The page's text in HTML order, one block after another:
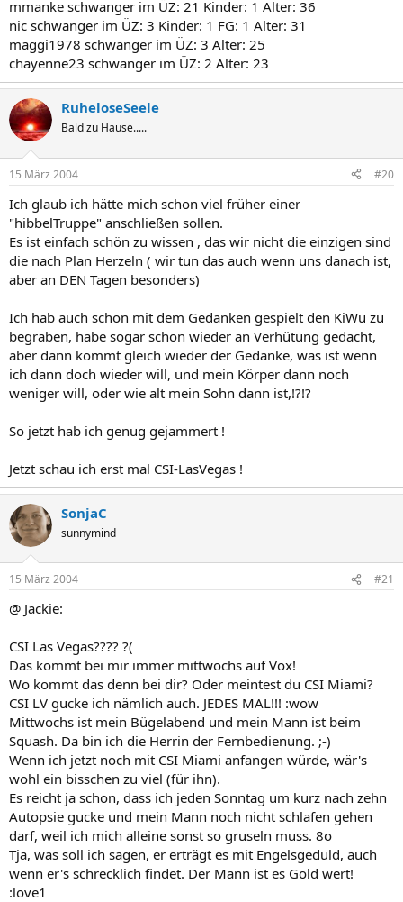
mmanke schwanger im ÜZ: 21 Kinder: 1 Alter: 36
nic schwanger im ÜZ: 3 Kinder: 1 FG: 1 Alter: 31
maggi1978 schwanger im ÜZ: 3 Alter: 25
chayenne23 schwanger im ÜZ: 2 Alter: 23
RuheloseSeele
Bald zu Hause.....
15 März 2004 #20
Ich glaub ich hätte mich schon viel früher einer
"hibbelTruppe" anschließen sollen.
Es ist einfach schön zu wissen , das wir nicht die einzigen sind
die nach Plan Herzeln ( wir tun das auch wenn uns danach ist,
aber an DEN Tagen besonders)
Ich hab auch schon mit dem Gedanken gespielt den KiWu zu
begraben, habe sogar schon wieder an Verhütung gedacht,
aber dann kommt gleich wieder der Gedanke, was ist wenn
ich dann doch wieder will, und mein Körper dann noch
weniger will, oder wie alt mein Sohn dann ist,!?!?
So jetzt hab ich genug gejammert !
Jetzt schau ich erst mal CSI-LasVegas !
SonjaC
sunnymind
15 März 2004 #21
@ Jackie:
CSI Las Vegas???? ?(
Das kommt bei mir immer mittwochs auf Vox!
Wo kommt das denn bei dir? Oder meintest du CSI Miami?
CSI LV gucke ich nämlich auch. JEDES MAL!!! :wow
Mittwochs ist mein Bügelabend und mein Mann ist beim
Squash. Da bin ich die Herrin der Fernbedienung. ;-)
Wenn ich jetzt noch mit CSI Miami anfangen würde, wär's
wohl ein bisschen zu viel (für ihn).
Es reicht ja schon, dass ich jeden Sonntag um kurz nach zehn
Autopsie gucke und mein Mann noch nicht schlafen gehen
darf, weil ich mich alleine sonst so gruseln muss. 8o
Tja, was soll ich sagen, er erträgt es mit Engelsgeduld, auch
wenn er's schrecklich findet. Der Mann ist es Gold wert!
:love1